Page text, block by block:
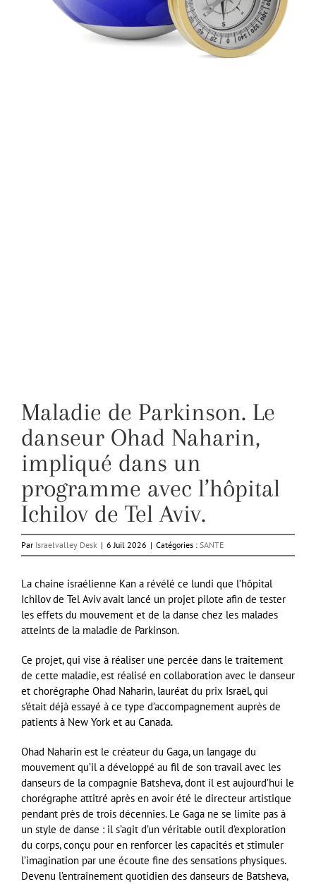
Maladie de Parkinson. Le
danseur Ohad Naharin,
impliqué dans un
programme avec l’hôpital
Ichilov de Tel Aviv.
Par Israelvalley Desk | 6 Juil 2026 | Catégories : SANTE
La chaine israélienne Kan a révélé ce lundi que l’hôpital
Ichilov de Tel Aviv avait lancé un projet pilote afin de tester
les effets du mouvement et de la danse chez les malades
atteints de la maladie de Parkinson.
Ce projet, qui vise à réaliser une percée dans le traitement
de cette maladie, est réalisé en collaboration avec le danseur
et chorégraphe Ohad Naharin, lauréat du prix Israël, qui
s’était déjà essayé à ce type d’accompagnement auprès de
patients à New York et au Canada.
Ohad Naharin est le créateur du Gaga, un langage du
mouvement qu’il a développé au fil de son travail avec les
danseurs de la compagnie Batsheva, dont il est aujourd’hui le
chorégraphe attitré après en avoir été le directeur artistique
pendant près de trois décennies. Le Gaga ne se limite pas à
un style de danse : il s’agit d’un véritable outil d’exploration
du corps, conçu pour en renforcer les capacités et stimuler
l’imagination par une écoute fine des sensations physiques.
Devenu l’entraînement quotidien des danseurs de Batsheva,